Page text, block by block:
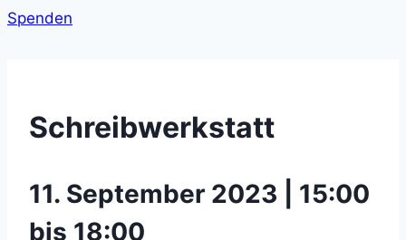
Spenden
Schreibwerkstatt
11. September 2023 | 15:00
bis 18:00